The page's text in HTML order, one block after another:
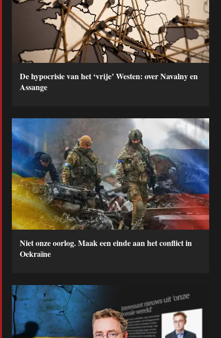
De hypocrisie van het ‘vrije’ Westen: over Navalny en
Assange
Niet onze oorlog. Maak een einde aan het conflict in
Oekraïne